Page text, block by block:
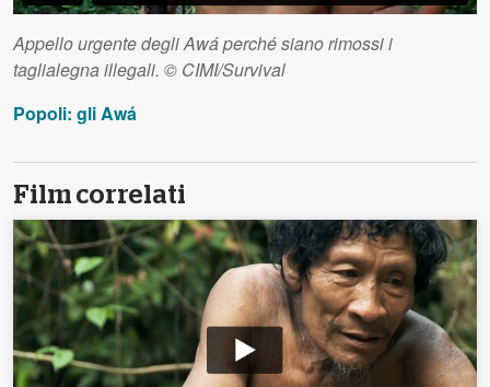
Appello urgente degli Awá perché siano rimossi i
taglialegna illegali. © CIMI/Survival
Popoli: gli Awá
Film correlati